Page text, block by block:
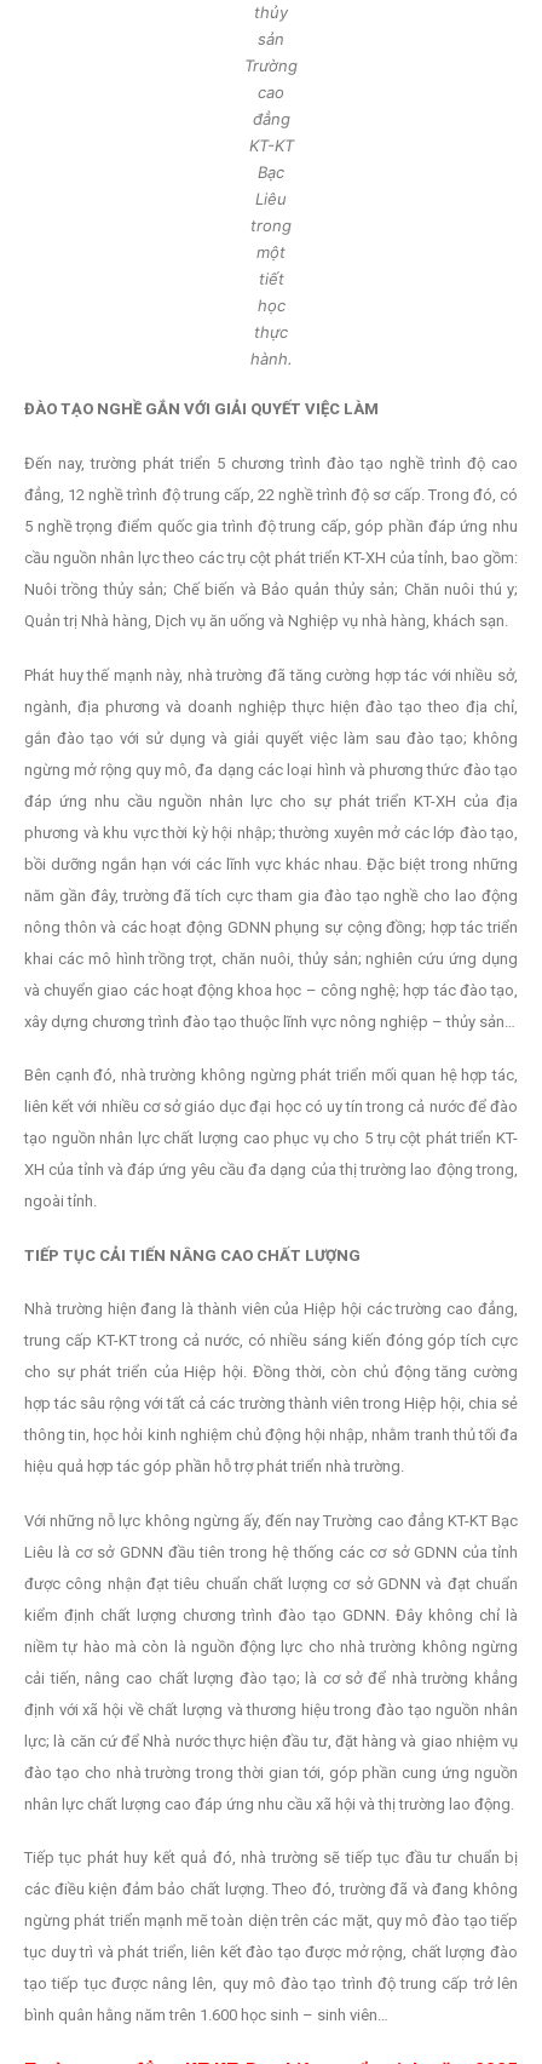
thủy
sản
Trường
cao
đẳng
KT-KT
Bạc
Liêu
trong
một
tiết
học
thực
hành.
ĐÀO TẠO NGHỀ GẮN VỚI GIẢI QUYẾT VIỆC LÀM
Đến nay, trường phát triển 5 chương trình đào tạo nghề trình độ cao
đẳng, 12 nghề trình độ trung cấp, 22 nghề trình độ sơ cấp. Trong đó, có
5 nghề trọng điểm quốc gia trình độ trung cấp, góp phần đáp ứng nhu
cầu nguồn nhân lực theo các trụ cột phát triển KT-XH của tỉnh, bao gồm:
Nuôi trồng thủy sản; Chế biến và Bảo quản thủy sản; Chăn nuôi thú y;
Quản trị Nhà hàng, Dịch vụ ăn uống và Nghiệp vụ nhà hàng, khách sạn.
Phát huy thế mạnh này, nhà trường đã tăng cường hợp tác với nhiều sở,
ngành, địa phương và doanh nghiệp thực hiện đào tạo theo địa chỉ,
gắn đào tạo với sử dụng và giải quyết việc làm sau đào tạo; không
ngừng mở rộng quy mô, đa dạng các loại hình và phương thức đào tạo
đáp ứng nhu cầu nguồn nhân lực cho sự phát triển KT-XH của địa
phương và khu vực thời kỳ hội nhập; thường xuyên mở các lớp đào tạo,
bồi dưỡng ngắn hạn với các lĩnh vực khác nhau. Đặc biệt trong những
năm gần đây, trường đã tích cực tham gia đào tạo nghề cho lao động
nông thôn và các hoạt động GDNN phụng sự cộng đồng; hợp tác triển
khai các mô hình trồng trọt, chăn nuôi, thủy sản; nghiên cứu ứng dụng
và chuyển giao các hoạt động khoa học – công nghệ; hợp tác đào tạo,
xây dựng chương trình đào tạo thuộc lĩnh vực nông nghiệp – thủy sản…
Bên cạnh đó, nhà trường không ngừng phát triển mối quan hệ hợp tác,
liên kết với nhiều cơ sở giáo dục đại học có uy tín trong cả nước để đào
tạo nguồn nhân lực chất lượng cao phục vụ cho 5 trụ cột phát triển KT-
XH của tỉnh và đáp ứng yêu cầu đa dạng của thị trường lao động trong,
ngoài tỉnh.
TIẾP TỤC CẢI TIẾN NÂNG CAO CHẤT LƯỢNG
Nhà trường hiện đang là thành viên của Hiệp hội các trường cao đẳng,
trung cấp KT-KT trong cả nước, có nhiều sáng kiến đóng góp tích cực
cho sự phát triển của Hiệp hội. Đồng thời, còn chủ động tăng cường
hợp tác sâu rộng với tất cả các trường thành viên trong Hiệp hội, chia sẻ
thông tin, học hỏi kinh nghiệm chủ động hội nhập, nhằm tranh thủ tối đa
hiệu quả hợp tác góp phần hỗ trợ phát triển nhà trường.
Với những nỗ lực không ngừng ấy, đến nay Trường cao đẳng KT-KT Bạc
Liêu là cơ sở GDNN đầu tiên trong hệ thống các cơ sở GDNN của tỉnh
được công nhận đạt tiêu chuẩn chất lượng cơ sở GDNN và đạt chuẩn
kiểm định chất lượng chương trình đào tạo GDNN. Đây không chỉ là
niềm tự hào mà còn là nguồn động lực cho nhà trường không ngừng
cải tiến, nâng cao chất lượng đào tạo; là cơ sở để nhà trường khẳng
định với xã hội về chất lượng và thương hiệu trong đào tạo nguồn nhân
lực; là căn cứ để Nhà nước thực hiện đầu tư, đặt hàng và giao nhiệm vụ
đào tạo cho nhà trường trong thời gian tới, góp phần cung ứng nguồn
nhân lực chất lượng cao đáp ứng nhu cầu xã hội và thị trường lao động.
Tiếp tục phát huy kết quả đó, nhà trường sẽ tiếp tục đầu tư chuẩn bị
các điều kiện đảm bảo chất lượng. Theo đó, trường đã và đang không
ngừng phát triển mạnh mẽ toàn diện trên các mặt, quy mô đào tạo tiếp
tục duy trì và phát triển, liên kết đào tạo được mở rộng, chất lượng đào
tạo tiếp tục được nâng lên, quy mô đào tạo trình độ trung cấp trở lên
bình quân hằng năm trên 1.600 học sinh – sinh viên…